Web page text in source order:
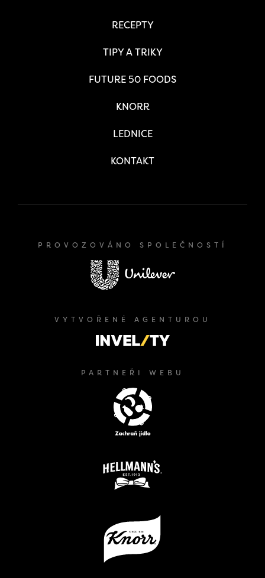
RECEPTY
TIPY A TRIKY
FUTURE 50 FOODS
KNORR
LEDNICE
KONTAKT
PROVOZOVÁNO SPOLEČNOSTÍ
VYTVOŘENÉ AGENTUROU
PARTNEŘI WEBU